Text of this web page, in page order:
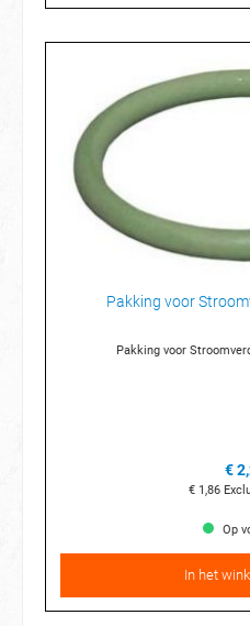
Pakking voor
Pakking voor
€
€ 1,86
Op
In het